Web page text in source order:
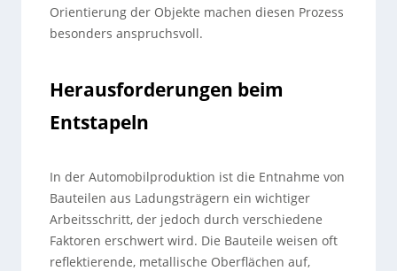
Orientierung der Objekte machen diesen Prozess
besonders anspruchsvoll.
Herausforderungen beim
Entstapeln
In der Automobilproduktion ist die Entnahme von
Bauteilen aus Ladungsträgern ein wichtiger
Arbeitsschritt, der jedoch durch verschiedene
Faktoren erschwert wird. Die Bauteile weisen oft
reflektierende, metallische Oberflächen auf,